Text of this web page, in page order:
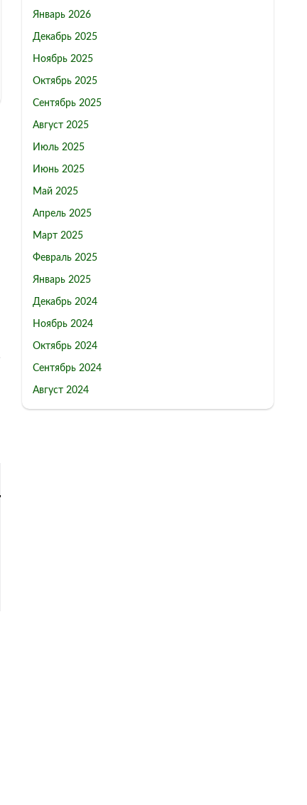
Январь 2026
Декабрь 2025
Ноябрь 2025
Октябрь 2025
Сентябрь 2025
Август 2025
Июль 2025
Июнь 2025
Май 2025
Апрель 2025
Март 2025
Февраль 2025
Январь 2025
Декабрь 2024
Ноябрь 2024
Октябрь 2024
Сентябрь 2024
Август 2024